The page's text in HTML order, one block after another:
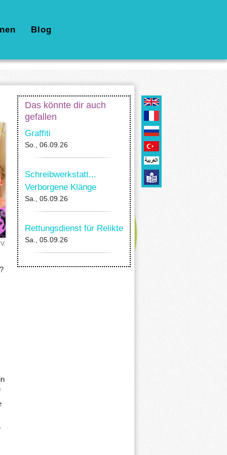
Blog
Das könnte dir auch
gefallen
Graffiti
So., 06.09.26
Schreibwerkstatt...
Verborgene Klänge
Sa., 05.09.26
Rettungsdienst für Relikte
Sa., 05.09.26